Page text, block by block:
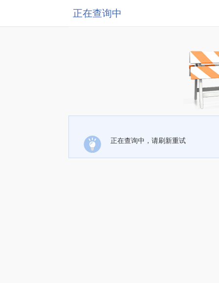
正在查询中
正在查询中，请刷新重试